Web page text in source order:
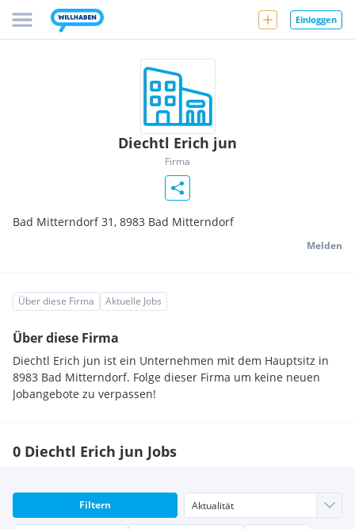
Einloggen
Diechtl Erich jun
Firma
Bad Mitterndorf 31, 8983 Bad Mitterndorf
Melden
Über diese Firma Aktuelle Jobs
Über diese Firma
Diechtl Erich jun ist ein Unternehmen mit dem Hauptsitz in
8983 Bad Mitterndorf. Folge dieser Firma um keine neuen
Jobangebote zu verpassen!
0 Diechtl Erich jun Jobs
Filtern